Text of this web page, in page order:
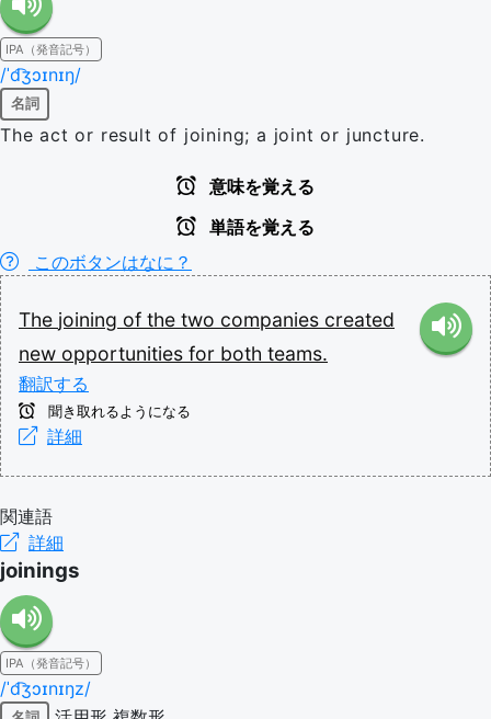
IPA（発音記号）
/ˈd͡ʒɔɪnɪŋ/
名詞
The act or result of joining; a joint or juncture.
意味を覚える
単語を覚える
このボタンはなに？
The joining of the two companies created
new opportunities for both teams.
翻訳する
聞き取れるようになる
詳細
関連語
詳細
joinings
IPA（発音記号）
/ˈd͡ʒɔɪnɪŋz/